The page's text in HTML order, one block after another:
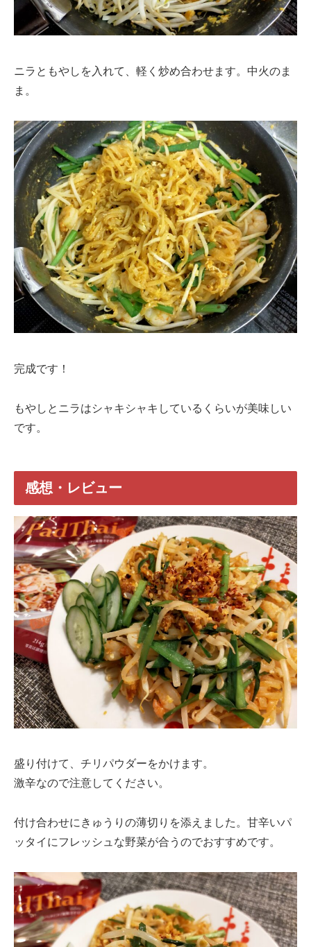
ニラともやしを入れて、軽く炒め合わせます。中火のま
ま。
完成です！
もやしとニラはシャキシャキしているくらいが美味しい
です。
感想・レビュー
盛り付けて、チリパウダーをかけます。
激辛なので注意してください。
付け合わせにきゅうりの薄切りを添えました。甘辛いパ
ッタイにフレッシュな野菜が合うのでおすすめです。